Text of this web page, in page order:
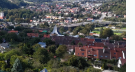
dobrá lokalita
krásny výhľad